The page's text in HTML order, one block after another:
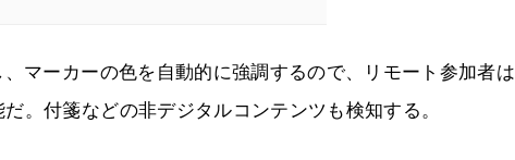
マーカーの色を自動的に強調するので、リモート参加者は
。付箋などの非デジタルコンテンツも検知する。